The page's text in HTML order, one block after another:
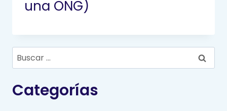
una ONG)
Buscar:
Categorías